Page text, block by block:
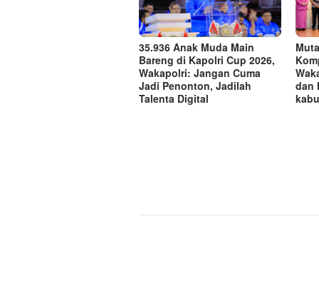
35.936 Anak Muda Main
Bareng di Kapolri Cup 2026,
Wakapolri: Jangan Cuma
Jadi Penonton, Jadilah
Talenta Digital
dan